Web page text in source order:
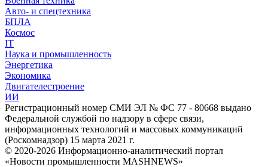
Авто- и спецтехника
БПЛА
Космос
IT
Наука и промышленность
Энергетика
Экономика
Двигателестроение
ИИ
Регистрационный номер СМИ ЭЛ № ФС 77 - 80668 выдано
Федеральной службой по надзору в сфере связи,
информационных технологий и массовых коммуникаций
(Роскомнадзор) 15 марта 2021 г.
© 2020-2026 Информационно-аналитический портал
«Новости промышленности MASHNEWS»